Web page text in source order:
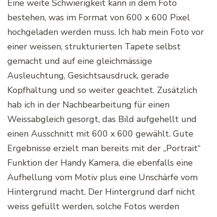
Eine weite Schwierigkeit kann in dem Foto
bestehen, was im Format von 600 x 600 Pixel
hochgeladen werden muss. Ich hab mein Foto vor
einer weissen, strukturierten Tapete selbst
gemacht und auf eine gleichmässige
Ausleuchtung, Gesichtsausdruck, gerade
Kopfhaltung und so weiter geachtet. Zusätzlich
hab ich in der Nachbearbeitung für einen
Weissabgleich gesorgt, das Bild aufgehellt und
einen Ausschnitt mit 600 x 600 gewählt. Gute
Ergebnisse erzielt man bereits mit der „Portrait“
Funktion der Handy Kamera, die ebenfalls eine
Aufhellung vom Motiv plus eine Unschärfe vom
Hintergrund macht. Der Hintergrund darf nicht
weiss gefüllt werden, solche Fotos werden